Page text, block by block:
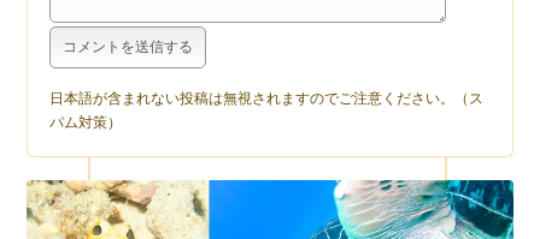
日本語が含まれない投稿は無視されますのでご注意ください。（ス
パム対策）